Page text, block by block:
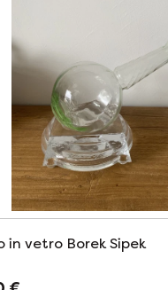
in vetro Borek Sipek